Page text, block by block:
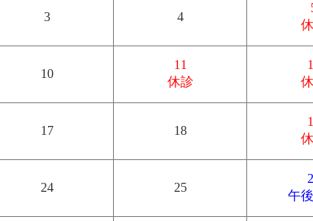
3 4
10
11
休診
17 18
24 25
午